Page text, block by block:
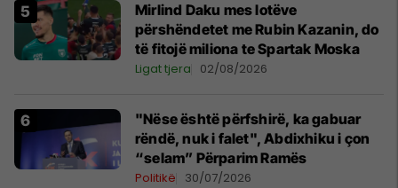
Mirlind Daku mes lotëve
përshëndetet me Rubin Kazanin, do
të fitojë miliona te Spartak Moska
Ligat tjera 02/08/2026
"Nëse është përfshirë, ka gabuar
rëndë, nuk i falet", Abdixhiku i çon
“selam” Përparim Ramës
Politikë 30/07/2026